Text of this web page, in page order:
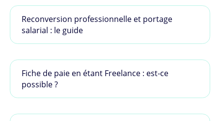
Reconversion professionnelle et portage
salarial : le guide
Fiche de paie en étant Freelance : est-ce
possible ?